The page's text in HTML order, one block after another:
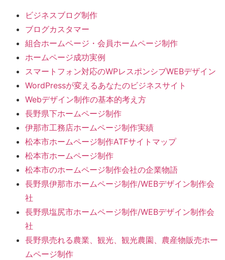
ビジネスブログ制作
ブログカスタマー
組合ホームページ・会員ホームページ制作
ホームページ成功実例
スマートフォン対応のWPレスポンシブWEBデザイン
WordPressが変えるあなたのビジネスサイト
Webデザイン制作の基本的考え方
長野県下ホームページ制作
伊那市工務店ホームページ制作実績
松本市ホームページ制作ATFサイトマップ
松本市ホームページ制作
松本市のホームページ制作会社の企業物語
長野県伊那市ホームページ制作/WEBデザイン制作会
社
長野県塩尻市ホームページ制作/WEBデザイン制作会
社
長野県売れる農業、観光、観光農園、農産物販売ホー
ムページ制作